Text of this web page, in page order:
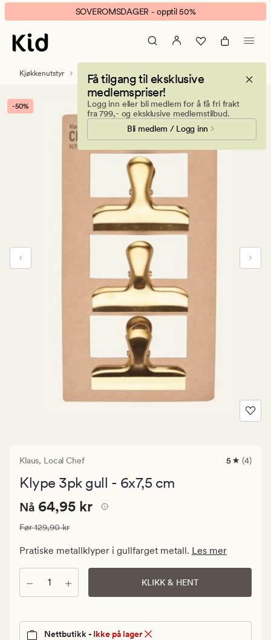
Klaus
klype
3pk
gull
banner.
Klikk
ESCAPE
pause.
SOVEROMSDAGER - opptil 50%
Få tilgang til eksklusive
medlemspriser!
Logg inn eller bli medlem for å få fri frakt
fra 799,- og eksklusive medlemstilbud.
Bli medlem / Logg inn
Kjøkkenutstyr Bestikk og kjøkkenredskap
-50%
Klaus, Local Chef
4
5 (4)
Klype 3pk gull - 6x7,5 cm
Nåværende
64,95
kr.
Nåværende pris
Nå 64,95 kr
Vanlig pris 129,90 kr
Før129,90 kr
Pratiske metallklyper i gullfarget metall. Les mer
Antall KLIKK & HENT
Nettbutikk - Ikke på lager